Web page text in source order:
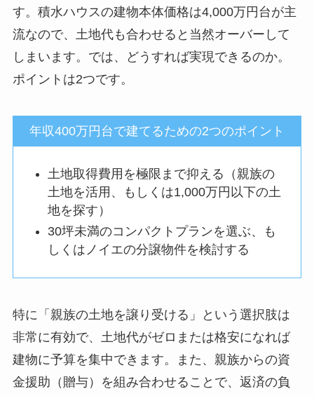
す。積水ハウスの建物本体価格は4,000万円台が主
流なので、土地代も合わせると当然オーバーして
しまいます。では、どうすれば実現できるのか。
ポイントは2つです。
年収400万円台で建てるための2つのポイント
土地取得費用を極限まで抑える（親族の
土地を活用、もしくは1,000万円以下の土
地を探す）
30坪未満のコンパクトプランを選ぶ、も
しくはノイエの分譲物件を検討する
特に「親族の土地を譲り受ける」という選択肢は
非常に有効で、土地代がゼロまたは格安になれば
建物に予算を集中できます。また、親族からの資
金援助（贈与）を組み合わせることで、返済の負